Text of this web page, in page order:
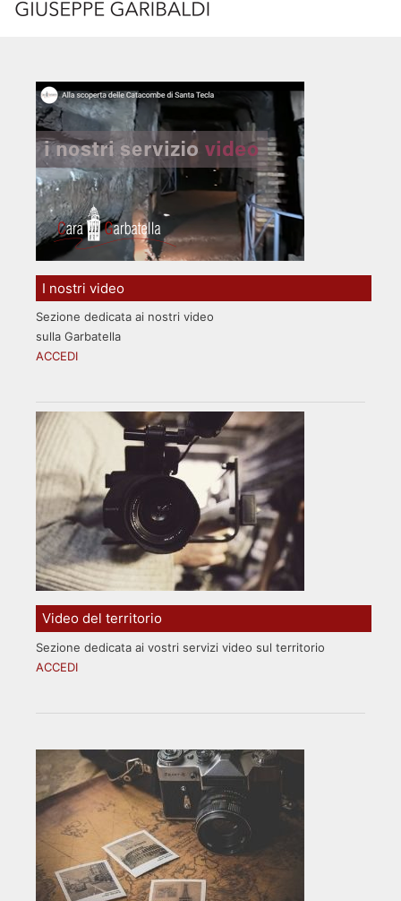
I nostri video
Sezione dedicata ai nostri video
sulla Garbatella
ACCEDI
Video del territorio
Sezione dedicata ai vostri servizi video sul territorio
ACCEDI